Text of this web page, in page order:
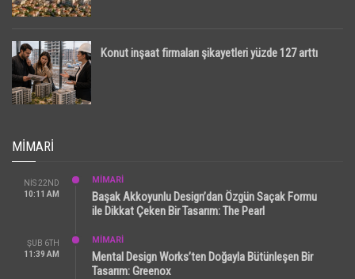
Konut inşaat firmaları şikayetleri yüzde 127 arttı
MIMARI
NIS 22ND
10:11 AM
MİMARİ
Başak Akkoyunlu Design’dan Özgün Saçak Formu
ile Dikkat Çeken Bir Tasarım: The Pearl
ŞUB 6TH
11:39 AM
MİMARİ
Mental Design Works’ten Doğayla Bütünleşen Bir
Tasarım: Greenox